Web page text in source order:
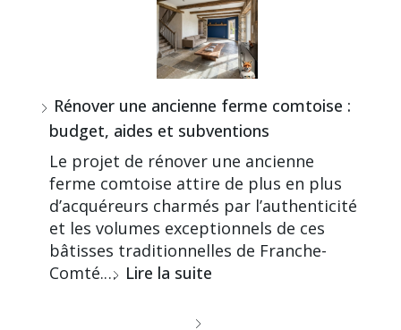
Rénover une ancienne ferme comtoise :
budget, aides et subventions
Le projet de rénover une ancienne
ferme comtoise attire de plus en plus
d’acquéreurs charmés par l’authenticité
et les volumes exceptionnels de ces
bâtisses traditionnelles de Franche-
Comté.… Lire la suite